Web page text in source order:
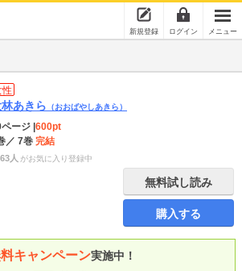
新規登録 ログイン メニュー
性
林あきら （おおばやしあきら）
ージ 600pt
／ 7巻 完結
人 がお気に入り登録中
無料試し読み
購入する
キャンペーン実施中！